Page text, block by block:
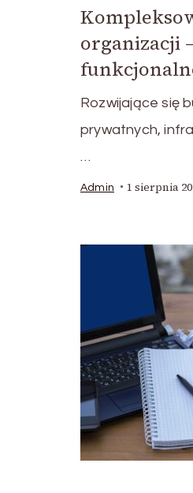
organizacji
Rozwijające się
prywatnych,
…
Admin 1 sierpnia